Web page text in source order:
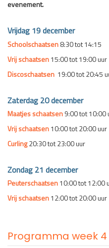
evenement.
Vrijdag 19 december
Schoolschaatsen8:30 tot 14:15
Vrij schaatsen15:00 tot 19:00 uur
Discoschaatsen 19:00 tot 20:45
Zaterdag 20 december
Maatjes schaatsen9:00 tot 10:00
Vrij schaatsen10:00 tot 20:00 uur
Curling20:30 tot 23:00 uur
Zondag 21 december
Peuterschaatsen10:00 tot 12:00
Vrij schaatsen12:00 tot 20:00 uur
Programma week 4